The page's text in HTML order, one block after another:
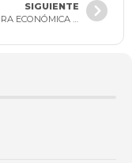
SIGUIENTE
COYUNTURA ECONÓMICA GCBLOOMRISK